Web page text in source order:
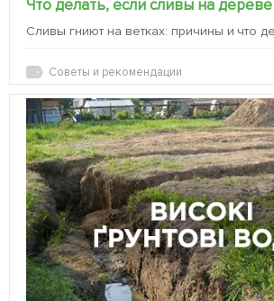
Что делать, если сливы на
Сливы гниют на ветках: причины и что
Советы и рекомендации